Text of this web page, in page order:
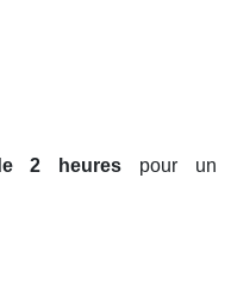
2 heures pour un